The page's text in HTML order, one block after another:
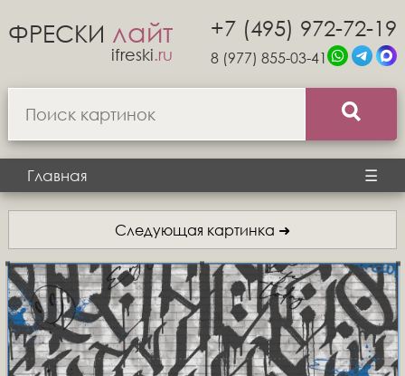
ФРЕСКИ лайт
ifreski.ru
+7 (495) 972-72-19
8 (977) 855-03-41
Главная ☰
Следующая картинка ➜